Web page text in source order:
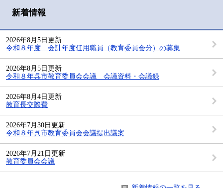
新着情報
2026年8月5日更新
令和８年度 会計年度任用職員（教育委員会分）の募集
2026年8月5日更新
令和８年呉市教育委員会会議 会議資料・会議録
2026年8月4日更新
教育長交際費
2026年7月30日更新
令和８年呉市教育委員会会議提出議案
2026年7月21日更新
教育委員会会議